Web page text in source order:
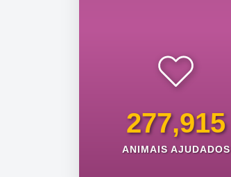
277,915
ANIMAIS AJUDADOS